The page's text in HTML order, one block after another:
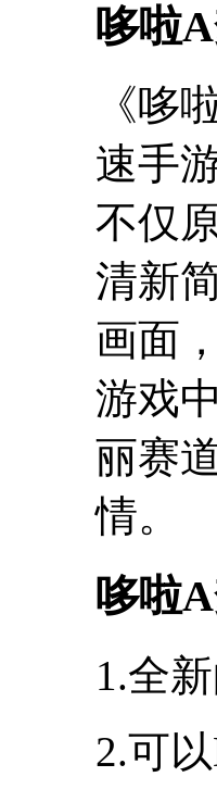
哆啦
《哆
速手
不仅
清新
画面
游戏
丽赛
情。
哆啦
1.全
2.可